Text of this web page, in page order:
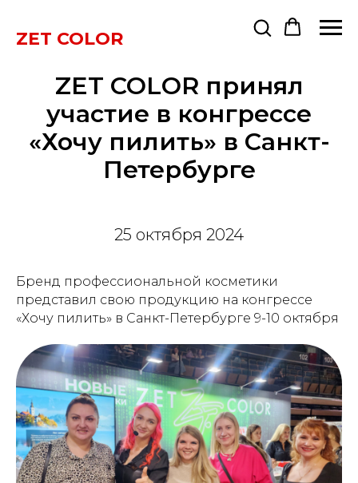
ZET COLOR
ZET COLOR принял
участие в конгрессе
«Хочу пилить» в Санкт-
Петербурге
25 октября 2024
Бренд профессиональной косметики
представил свою продукцию на конгрессе
«Хочу пилить» в Санкт-Петербурге 9-10 октября